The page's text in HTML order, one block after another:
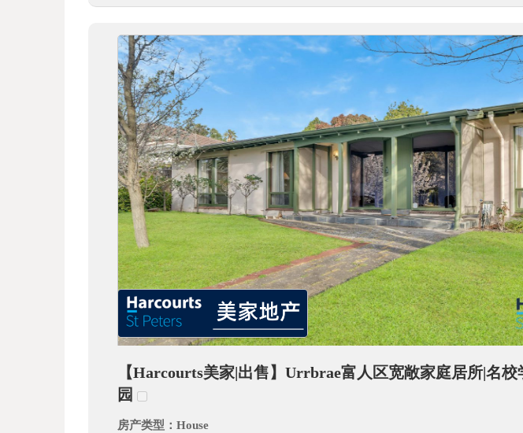
【Harcourts美家|出售】Urrbrae富人区宽敞家庭居所|名
园
房产类型：House